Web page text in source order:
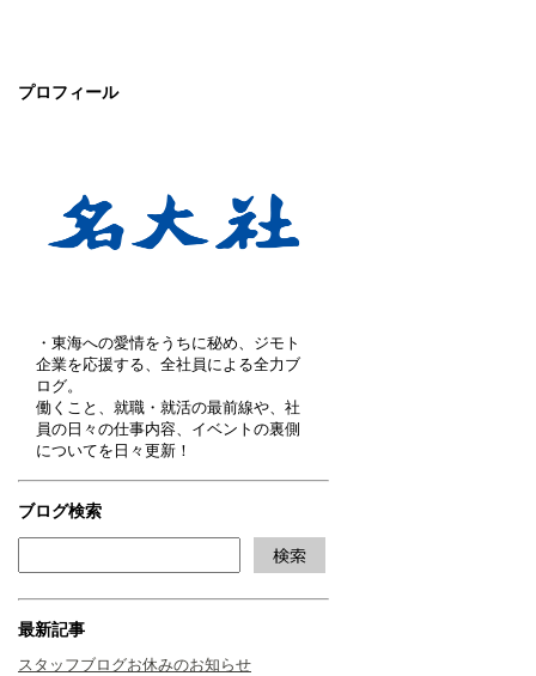
プロフィール
・東海への愛情をうちに秘め、ジモト
企業を応援する、全社員による全力ブ
ログ。
働くこと、就職・就活の最前線や、社
員の日々の仕事内容、イベントの裏側
についてを日々更新！
ブログ検索
最新記事
スタッフブログお休みのお知らせ